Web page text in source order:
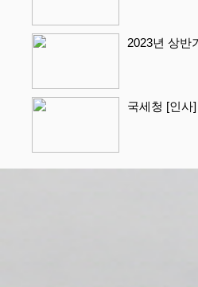
2023년 상반
국세청 [인사]